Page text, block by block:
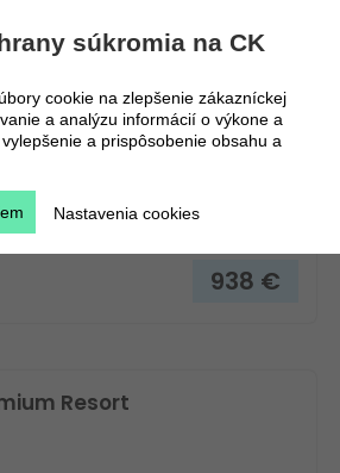
LAST MINUTE
938 €
Resort
súkromia na CK
cookie na zlepšenie zákazníckej
a analýzu informácií o výkone a
a prispôsobenie obsahu a
Nastavenia cookies